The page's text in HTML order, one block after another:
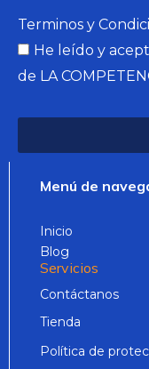
Terminos y
He leído y
de LA
Menú de
Inicio
Blog
Servicios
Contáctanos
Tienda
Política de